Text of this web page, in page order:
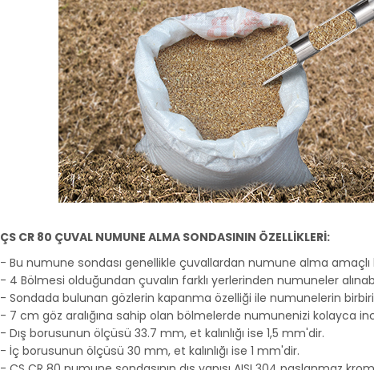
ÇS CR 80 ÇUVAL NUMUNE ALMA SONDASININ ÖZELLİKLERİ:
- Bu numune sondası genellikle çuvallardan numune alma amaçlı
- 4 Bölmesi olduğundan çuvalın farklı yerlerinden numuneler
- Sondada bulunan gözlerin kapanma özelliği ile numunelerin
- 7 cm göz aralığına sahip olan bölmelerde numunenizi kolayca
- Dış borusunun ölçüsü 33.7 mm, et kalınlığı ise 1,5 mm'dir.
- İç borusunun ölçüsü 30 mm, et kalınlığı ise 1 mm'dir.